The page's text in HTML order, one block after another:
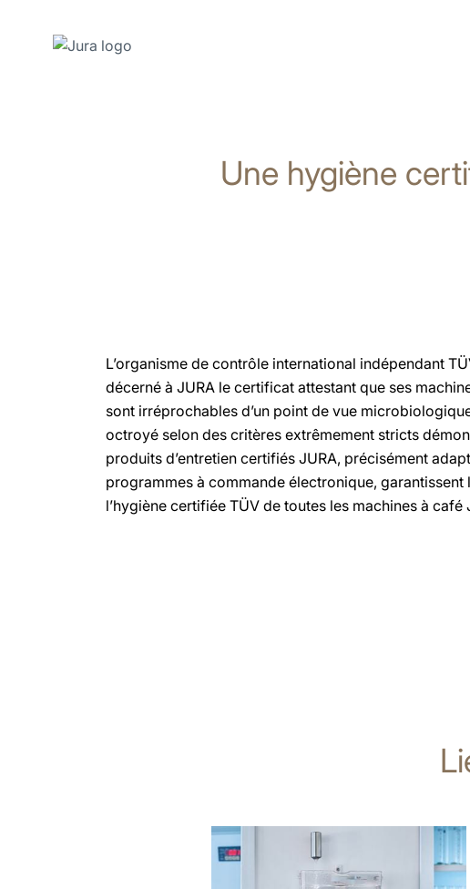
Une hygiène
L’organisme de contrôle international indépendant
décerné à JURA le certificat attestant que ses
sont irréprochables d’un point de vue
octroyé selon des critères extrêmement stricts
produits d’entretien certifiés JURA, précisément
programmes à commande électronique, garantissent
l’hygiène certifiée TÜV de toutes les machines à café
En
savoir